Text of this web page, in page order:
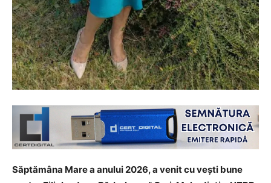
Săptămâna Mare a anului 2026, a venit cu vești bune